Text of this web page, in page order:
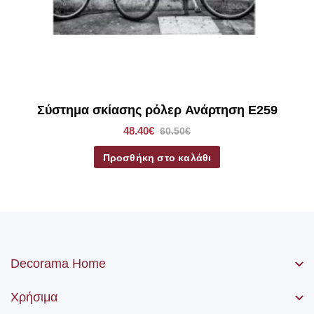
Σύστημα σκίασης ρόλερ Ανάρτηση E259
48.40€ 60.50€
Προσθήκη στο καλάθι
Decorama Home
Χρήσιμα